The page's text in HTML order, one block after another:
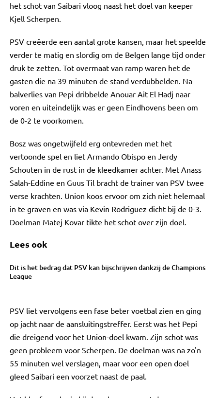
het schot van Saibari vloog naast het doel van keeper
Kjell Scherpen.
PSV creëerde een aantal grote kansen, maar het speelde
verder te matig en slordig om de Belgen lange tijd onder
druk te zetten. Tot overmaat van ramp waren het de
gasten die na 39 minuten de stand verdubbelden. Na
balverlies van Pepi dribbelde Anouar Ait El Hadj naar
voren en uiteindelijk was er geen Eindhovens been om
de 0-2 te voorkomen.
Bosz was ongetwijfeld erg ontevreden met het
vertoonde spel en liet Armando Obispo en Jerdy
Schouten in de rust in de kleedkamer achter. Met Anass
Salah-Eddine en Guus Til bracht de trainer van PSV twee
verse krachten. Union koos ervoor om zich niet helemaal
in te graven en was via Kevin Rodriguez dicht bij de 0-3.
Doelman Matej Kovar tikte het schot over zijn doel.
Lees ook
Dit is het bedrag dat PSV kan bijschrijven dankzij de Champions
League
PSV liet vervolgens een fase beter voetbal zien en ging
op jacht naar de aansluitingstreffer. Eerst was het Pepi
die dreigend voor het Union-doel kwam. Zijn schot was
geen probleem voor Scherpen. De doelman was na zo'n
55 minuten wel verslagen, maar voor een open doel
gleed Saibari een voorzet naast de paal.